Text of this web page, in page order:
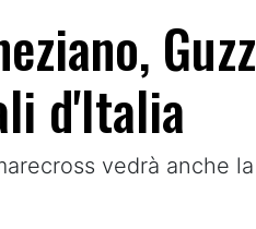
d'Italia
vedrà anche